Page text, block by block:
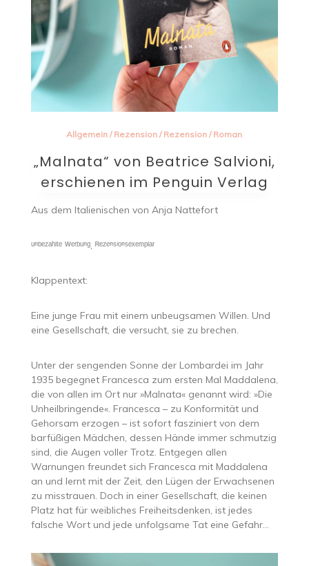
Allgemein / Rezension / Rezension / Roman
„Malnata“ von Beatrice Salvioni,
erschienen im Penguin Verlag
Aus dem Italienischen von Anja Nattefort
ᵘⁿᵇᵉᶻᵃʰˡᵗᵉ ᵂᵉʳᵇᵘⁿᵍ, ᴿᵉᶻᵉⁿˢⁱᵒⁿˢᵉˣᵉᵐᵖˡᵃʳ
Klappentext:
Eine junge Frau mit einem unbeugsamen Willen. Und
eine Gesellschaft, die versucht, sie zu brechen.
Unter der sengenden Sonne der Lombardei im Jahr
1935 begegnet Francesca zum ersten Mal Maddalena,
die von allen im Ort nur »Malnata« genannt wird: »Die
Unheilbringende«. Francesca – zu Konformität und
Gehorsam erzogen – ist sofort fasziniert von dem
barfüßigen Mädchen, dessen Hände immer schmutzig
sind, die Augen voller Trotz. Entgegen allen
Warnungen freundet sich Francesca mit Maddalena
an und lernt mit der Zeit, den Lügen der Erwachsenen
zu misstrauen. Doch in einer Gesellschaft, die keinen
Platz hat für weibliches Freiheitsdenken, ist jedes
falsche Wort und jede unfolgsame Tat eine Gefahr…